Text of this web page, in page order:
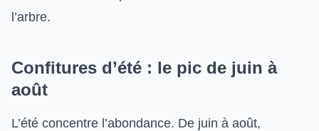
l’arbre.
Confitures d’été : le pic de juin à
août
L’été concentre l’abondance. De juin à août,